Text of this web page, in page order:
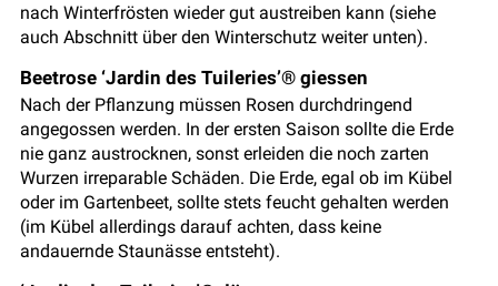
nach Winterfrösten wieder gut austreiben kann (siehe
auch Abschnitt über den Winterschutz weiter unten).
Beetrose ‘Jardin des Tuileries’® giessen
Nach der Pflanzung müssen Rosen durchdringend
angegossen werden. In der ersten Saison sollte die Erde
nie ganz austrocknen, sonst erleiden die noch zarten
Wurzen irreparable Schäden. Die Erde, egal ob im Kübel
oder im Gartenbeet, sollte stets feucht gehalten werden
(im Kübel allerdings darauf achten, dass keine
andauernde Staunässe entsteht).